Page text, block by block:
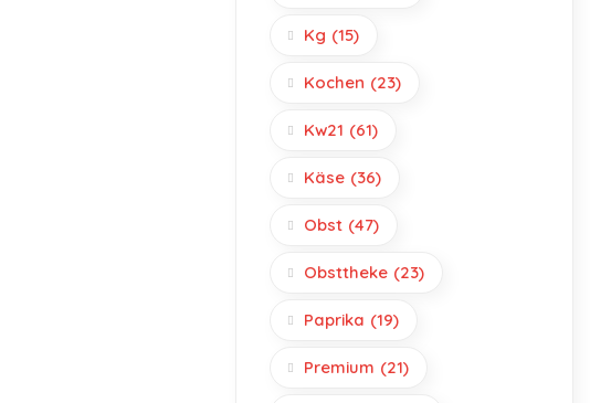
Kg (15)
Kochen (23)
Kw21 (61)
Käse (36)
Obst (47)
Obsttheke (23)
Paprika (19)
Premium (21)